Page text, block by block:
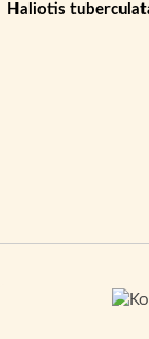
Haliotis